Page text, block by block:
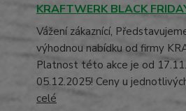
KRAFTWERK BLACK
Vážení zákaznící,
výhodnou nabídku od firmy
Platnost této akce je od
05.12.2025! Ceny u
celé